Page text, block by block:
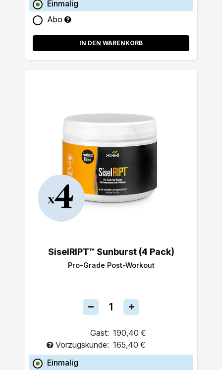
Einmalig
Abo
IN DEN WARENKORB
SiselRIPT™ Sunburst (4 Pack)
Pro-Grade Post-Workout
Gast: 190,40 €
Vorzugskunde: 165,40 €
Einmalig